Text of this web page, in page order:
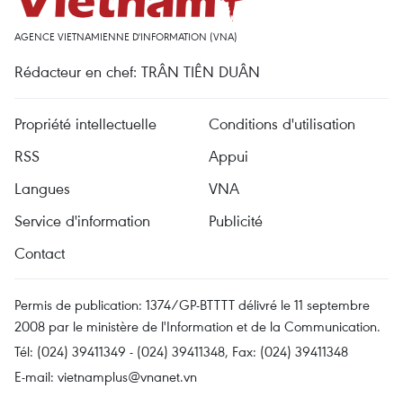
AGENCE VIETNAMIENNE D'INFORMATION (VNA)
Rédacteur en chef: TRÂN TIÊN DUÂN
Propriété intellectuelle
Conditions d'utilisation
RSS
Appui
Langues
VNA
Service d'information
Publicité
Contact
Permis de publication: 1374/GP-BTTTT délivré le 11 septembre
2008 par le ministère de l'Information et de la Communication.
Tél: (024) 39411349 - (024) 39411348, Fax: (024) 39411348
E-mail: vietnamplus@vnanet.vn